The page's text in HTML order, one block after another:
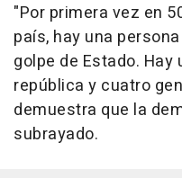
"Por primera vez en
país, hay una
golpe de Estado.
república y cuatro
demuestra que la
subrayado.